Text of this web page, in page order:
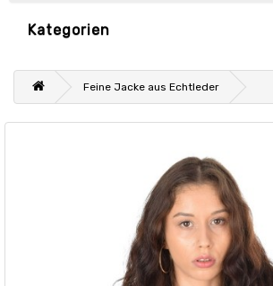
Kategorien
Feine Jacke aus Echtleder